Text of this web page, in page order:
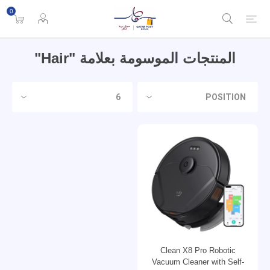
0
المنتجات الموسومة بعلامة "hair"
Clean X8 Pro Robotic
Vacuum Cleaner with Self-